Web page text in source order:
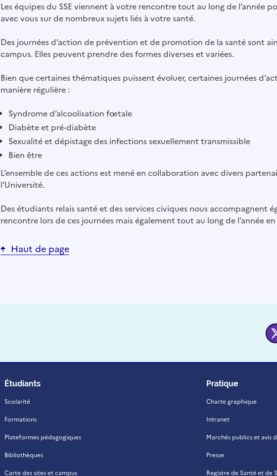
Les équipes du SSE viennent à votre rencontre tout au long de l’année
avec vous sur de nombreux sujets liés à votre santé.
Des journées d’action de prévention et de promotion de la santé sont
campus. Elles peuvent prendre des formes diverses et variées.
Bien que certaines thématiques puissent évoluer, certaines journées
manière régulière :
Syndrome d’alcoolisation fœtale
Diabète et pré-diabète
Sexualité et dépistage des infections sexuellement transmissible
Bien être
L’ensemble de ces actions est mené en collaboration avec divers
l’Université.
Des étudiants relais santé et des services civiques nous accompagnent
rencontre lors de ces journées mais également tout au long de l’année
Haut de page
Étudiants
Scolarité
Formations
Plateformes pédagogiques
Bibliothèques
Carte des sites et campus
Pratique
Charte graphique
Intranet
Marchés publics et avis
Presse
Registre de Santé et de